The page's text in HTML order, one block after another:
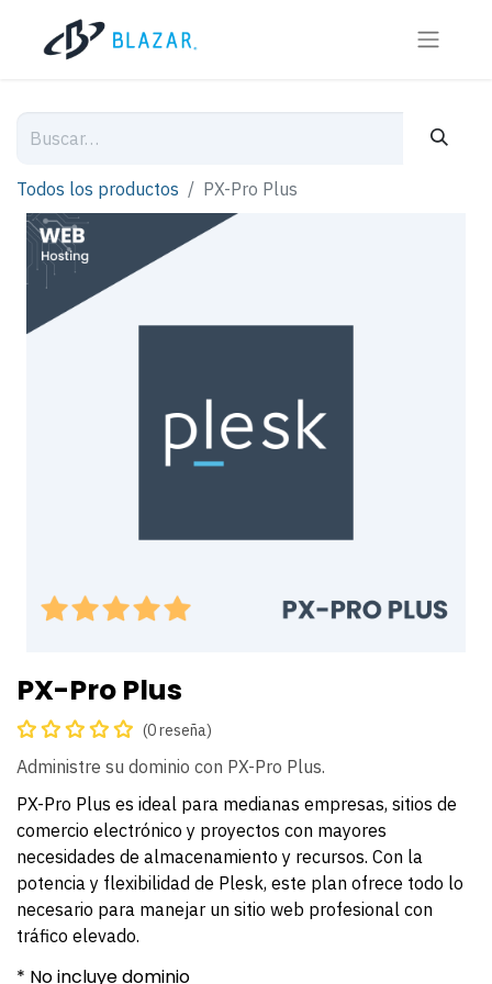
Todos los productos PX-Pro Plus
PX-Pro Plus
(0 reseña)
Administre su dominio con PX-Pro Plus.
PX-Pro Plus es ideal para medianas empresas, sitios de
comercio electrónico y proyectos con mayores
necesidades de almacenamiento y recursos. Con la
potencia y flexibilidad de Plesk, este plan ofrece todo lo
necesario para manejar un sitio web profesional con
tráfico elevado.
* No incluye dominio